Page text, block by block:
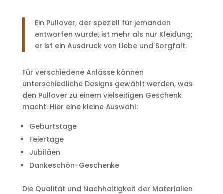
Ein Pullover, der speziell für jemanden
entworfen wurde, ist mehr als nur Kleidung;
er ist ein Ausdruck von Liebe und Sorgfalt.
Für verschiedene Anlässe können
unterschiedliche Designs gewählt werden, was
den Pullover zu einem vielseitigen Geschenk
macht. Hier eine kleine Auswahl:
Geburtstage
Feiertage
Jubiläen
Dankeschön-Geschenke
Die Qualität und Nachhaltigkeit der Materialien